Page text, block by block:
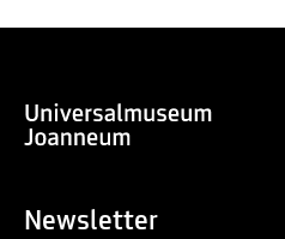
Newsletter